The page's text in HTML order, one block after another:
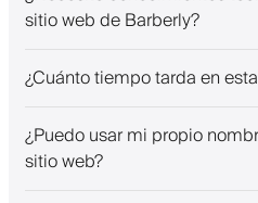
sitio web de Barberly?
¿Cuánto tiempo tarda en
¿Puedo usar mi propio
sitio web?